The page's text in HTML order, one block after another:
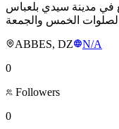
في مدينة سيدي بلعباس
ABBES, DZ
N/A
0
Followers
0